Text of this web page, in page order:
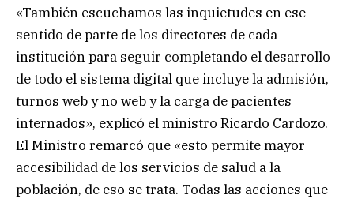
«También escuchamos las inquietudes en ese
sentido de parte de los directores de cada
institución para seguir completando el desarrollo
de todo el sistema digital que incluye la admisión,
turnos web y no web y la carga de pacientes
internados», explicó el ministro Ricardo Cardozo.
El Ministro remarcó que «esto permite mayor
accesibilidad de los servicios de salud a la
población, de eso se trata. Todas las acciones que